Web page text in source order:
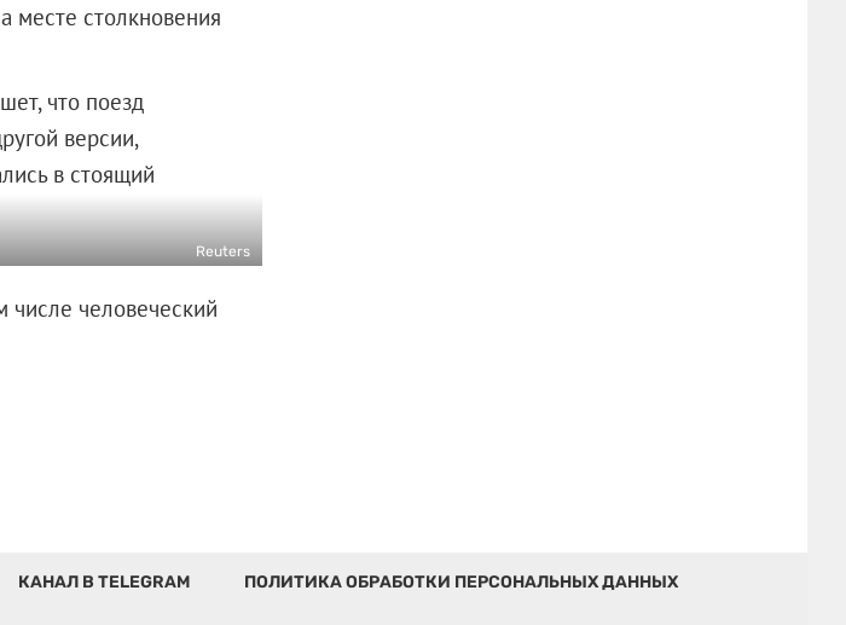
месте столкновения
что поезд
версии,
в стоящий
Reuters
числе человеческий
КАНАЛ В TELEGRAM
ПОЛИТИКА ОБРАБОТКИ ПЕРСОНАЛЬНЫХ ДАННЫХ